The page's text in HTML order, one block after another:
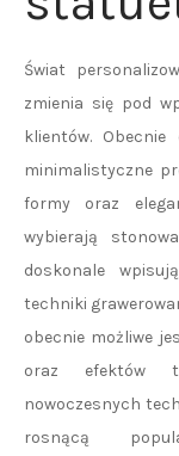
Świat
zmienia się pod
klientów.
minimalistyczne
formy oraz
wybierają
doskonale
techniki
obecnie możliwe
oraz efektów
nowoczesnych
rosnącą